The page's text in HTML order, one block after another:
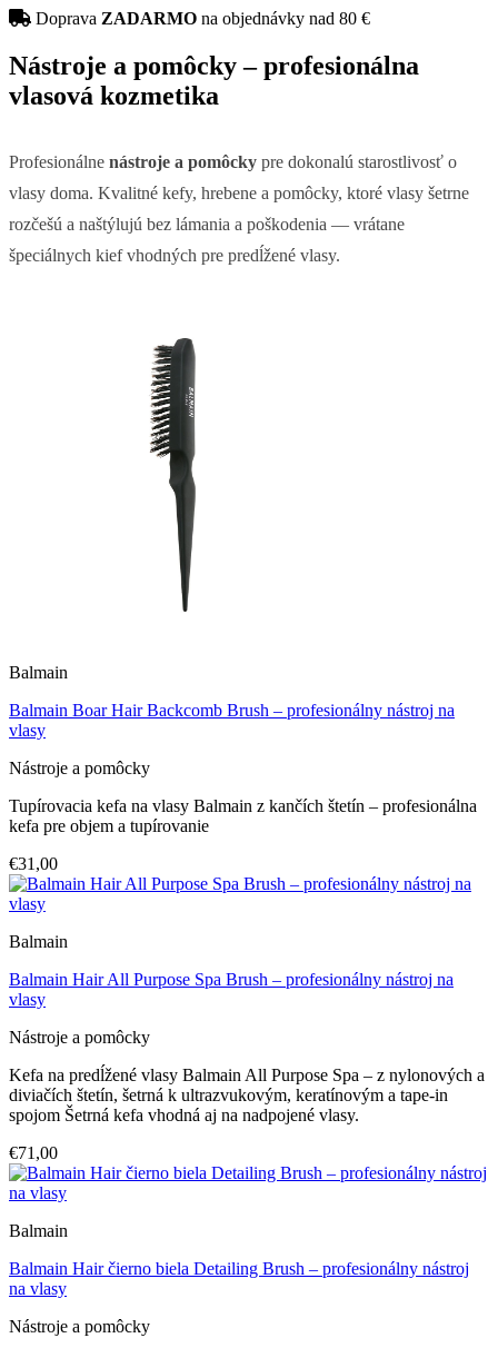
Doprava ZADARMO na objednávky nad 80 €
Nástroje a pomôcky – profesionálna
vlasová kozmetika
Profesionálne nástroje a pomôcky pre dokonalú starostlivosť o
vlasy doma. Kvalitné kefy, hrebene a pomôcky, ktoré vlasy šetrne
rozčešú a naštýlujú bez lámania a poškodenia — vrátane
špeciálnych kief vhodných pre predĺžené vlasy.
Balmain
Balmain Boar Hair Backcomb Brush – profesionálny nástroj na
vlasy
Nástroje a pomôcky
Tupírovacia kefa na vlasy Balmain z kančích štetín – profesionálna
kefa pre objem a tupírovanie
€31,00
Balmain
Balmain Hair All Purpose Spa Brush – profesionálny nástroj na
vlasy
Nástroje a pomôcky
Kefa na predĺžené vlasy Balmain All Purpose Spa – z nylonových a
diviačích štetín, šetrná k ultrazvukovým, keratínovým a tape-in
spojom Šetrná kefa vhodná aj na nadpojené vlasy.
€71,00
Balmain
Balmain Hair čierno biela Detailing Brush – profesionálny nástroj
na vlasy
Nástroje a pomôcky